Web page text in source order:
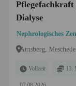
Dialyse
Nephrologisches
Arnsberg, Meschede
Vollzeit 13.